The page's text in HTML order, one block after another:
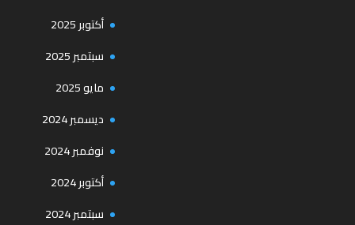
أكتوبر 2025
سبتمبر 2025
مايو 2025
ديسمبر 2024
نوفمبر 2024
أكتوبر 2024
سبتمبر 2024